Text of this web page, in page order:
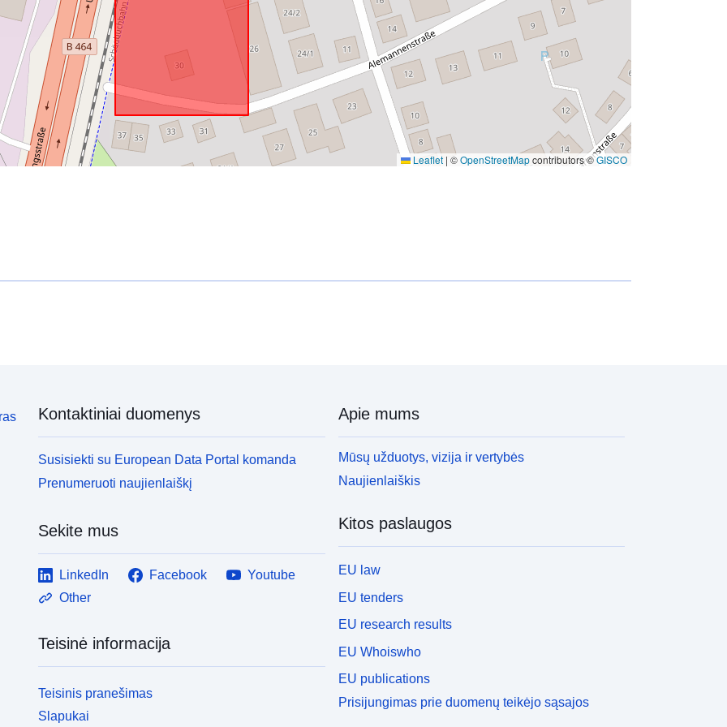
Leaflet | ©OpenStreetMapcontributors ©GISCO
Kontaktiniai duomenys
Susisiekti su European Data Portal komanda
Prenumeruoti naujienlaiškį
Sekite mus
LinkedIn Facebook
Youtube
Other
Teisinė informacija
Teisinis pranešimas
Slapukai
Apie mums
Mūsų užduotys, vizija ir vertybės
Naujienlaiškis
Kitos paslaugos
EU law
EU tenders
EU research results
EU Whoiswho
EU publications
Prisijungimas prie duomenų teikėjo sąsajos